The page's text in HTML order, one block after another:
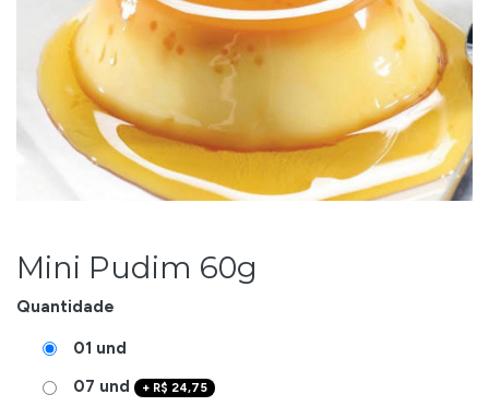
Mini Pudim 60g
Quantidade
01 und
07 und
+ R$ 24,75